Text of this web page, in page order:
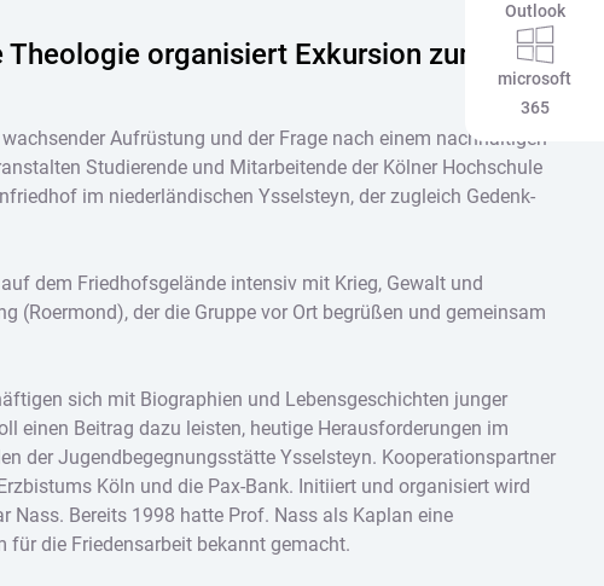
Outlook
microsoft
365
organisiert Exkursion zum
Aufrüstung und der Frage nach einem nachhaltigen
Studierende und Mitarbeitende der Kölner Hochschule
im niederländischen Ysselsteyn, der zugleich Gedenk-
dem Friedhofsgelände intensiv mit Krieg, Gewalt und
(Roermond), der die Gruppe vor Ort begrüßen und gemeinsam
sich mit Biographien und Lebensgeschichten junger
einen Beitrag dazu leisten, heutige Herausforderungen im
der Jugendbegegnungsstätte Ysselsteyn. Kooperationspartner
Köln und die Pax-Bank. Initiiert und organisiert wird
Nass. Bereits 1998 hatte Prof. Nass als Kaplan eine
die Friedensarbeit bekannt gemacht.